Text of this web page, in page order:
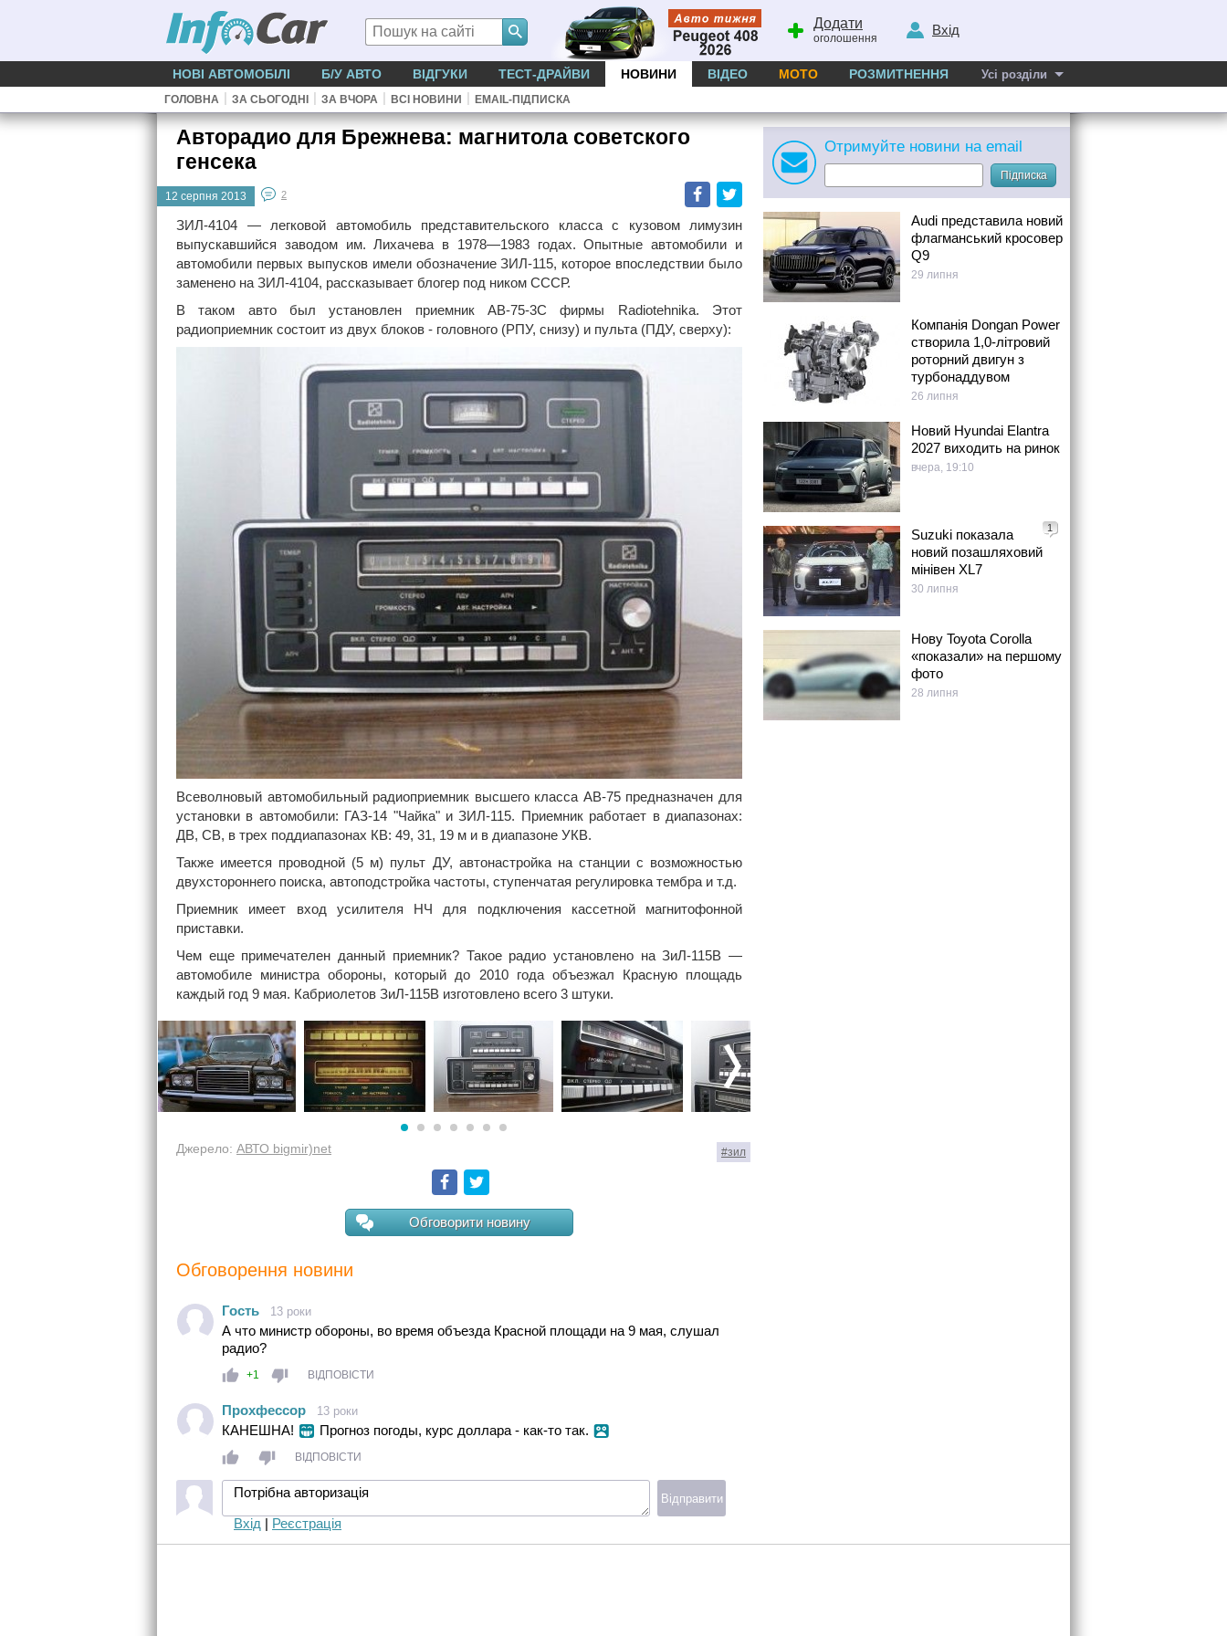
Додати
оголошення
Вхід
НОВІ АВТОМОБІЛІ Б/У АВТО ВІДГУКИ ТЕСТ-ДРАЙВИ НОВИНИ ВІДЕО МОТО РОЗМИТНЕННЯ Усі розділи
ГОЛОВНА | ЗА СЬОГОДНІ | ЗА ВЧОРА | ВСІ НОВИНИ | EMAIL-ПІДПИСКА
Авторадио для Брежнева: магнитола советского
генсека
Facebook
Twitter
12 серпня 2013 2
ЗИЛ-4104 — легковой автомобиль представительского класса с кузовом лимузин
выпускавшийся заводом им. Лихачева в 1978—1983 годах. Опытные автомобили и
автомобили первых выпусков имели обозначение ЗИЛ-115, которое впоследствии было
заменено на ЗИЛ-4104, рассказывает блогер под ником СССР.
В таком авто был установлен приемник АВ-75-3С фирмы Radiotehnika. Этот
радиоприемник состоит из двух блоков - головного (РПУ, снизу) и пульта (ПДУ, сверху):
Всеволновый автомобильный радиоприемник высшего класса АВ-75 предназначен для
установки в автомобили: ГАЗ-14 "Чайка" и ЗИЛ-115. Приемник работает в диапазонах:
ДВ, СВ, в трех поддиапазонах КВ: 49, 31, 19 м и в диапазоне УКВ.
Также имеется проводной (5 м) пульт ДУ, автонастройка на станции с возможностью
двухстороннего поиска, автоподстройка частоты, ступенчатая регулировка тембра и т.д.
Приемник имеет вход усилителя НЧ для подключения кассетной магнитофонной
приставки.
Чем еще примечателен данный приемник? Такое радио установлено на ЗиЛ-115В —
автомобиле министра обороны, который до 2010 года объезжал Красную площадь
каждый год 9 мая. Кабриолетов ЗиЛ-115В изготовлено всего 3 штуки.
#зил
Джерело: АВТО bigmir)net
Facebook
Обговорити новину
Обговорення новини
Гость 13 роки
А что министр обороны, во время объезда Красной площади на 9 мая, слушал
радио?
+1 ВІДПОВІСТИ
Прохфессор 13 роки
КАНЕШНА! Прогноз погоды, курс доллара - как-то так.
ВІДПОВІСТИ
Потрібна авторизація
Вхід | Реєстрація
Відправити
Отримуйте новини на email
Підписка
Audi представила новий
флагманський кросовер
Q9
29 липня
Компанія Dongan Power
створила 1,0-літровий
роторний двигун з
турбонаддувом
26 липня
Новий Hyundai Elantra
2027 виходить на ринок
вчера, 19:10
1
Suzuki показала
новий позашляховий
мінівен XL7
30 липня
Нову Toyota Corolla
«показали» на першому
фото
28 липня